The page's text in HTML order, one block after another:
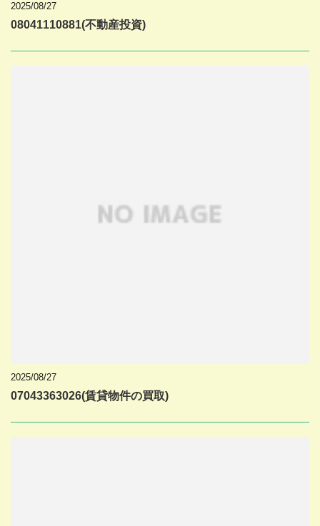
2025/08/27
08041110881(不動産投資)
2025/08/27
07043363026(賃貸物件の買取)